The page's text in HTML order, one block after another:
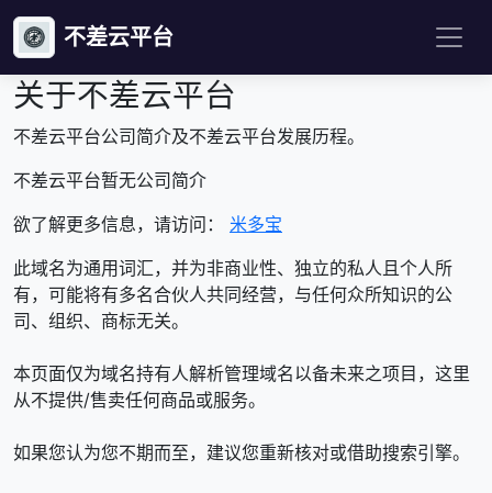
不差云平台
关于不差云平台
不差云平台公司简介及不差云平台发展历程。
不差云平台暂无公司简介
欲了解更多信息，请访问： 米多宝
此域名为通用词汇，并为非商业性、独立的私人且个人所
有，可能将有多名合伙人共同经营，与任何众所知识的公
司、组织、商标无关。
本页面仅为域名持有人解析管理域名以备未来之项目，这里
从不提供/售卖任何商品或服务。
如果您认为您不期而至，建议您重新核对或借助搜索引擎。